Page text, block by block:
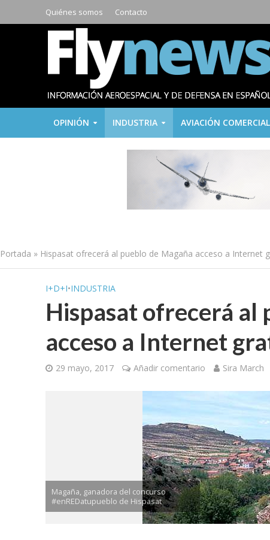
Quiénes somos Contacto
OPINIÓN INDUSTRIA AVIACIÓN COMERCIAL
Portada » Hispasat ofrecerá al pueblo de Magaña acceso a Internet
I+D+I•INDUSTRIA
Hispasat ofrecerá al
acceso a Internet
29 mayo, 2017 Añadir comentario Sira March
Magaña, ganadora del concurso
#enREDatupueblo de Hispasat